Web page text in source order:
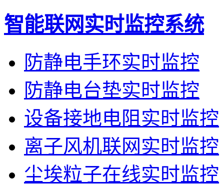
智能联网实时监控系统
防静电手环实时监控
防静电台垫实时监控
设备接地电阻实时监控
离子风机联网实时监控
尘埃粒子在线实时监控